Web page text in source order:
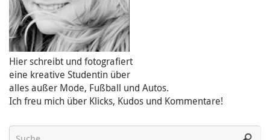
Hier schreibt und fotografiert
eine kreative Studentin über
alles außer Mode, Fußball und Autos.
Ich freu mich über Klicks, Kudos und Kommentare!